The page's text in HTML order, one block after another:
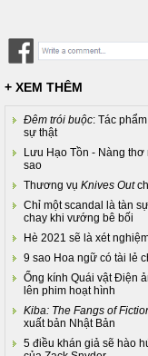
+ XEM THÊM
Đêm trói buộc: Tác
sự thật
Lưu Hạo Tồn - Nàng
sao
Thương vụ Knives Out
Chỉ một scandal là tàn
chay khi vướng bê bối
Hè 2021 sẽ là xét
9 sao Hoa ngữ có tài lẻ
Ống kính Quái vật Điện
lên phim hoạt hình
Kiba: The Fangs of
xuất bản Nhật Bản
5 điều khán giả sẽ hào